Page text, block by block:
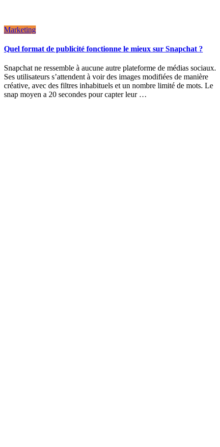
Marketing
Quel format de publicité fonctionne le mieux sur Snapchat ?
Snapchat ne ressemble à aucune autre plateforme de médias sociaux.
Ses utilisateurs s’attendent à voir des images modifiées de manière
créative, avec des filtres inhabituels et un nombre limité de mots. Le
snap moyen a 20 secondes pour capter leur …